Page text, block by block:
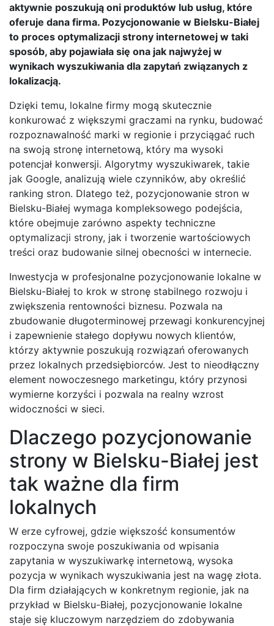
aktywnie poszukują oni produktów lub usług, które
oferuje dana firma. Pozycjonowanie w Bielsku-Białej
to proces optymalizacji strony internetowej w taki
sposób, aby pojawiała się ona jak najwyżej w
wynikach wyszukiwania dla zapytań związanych z
lokalizacją.
Dzięki temu, lokalne firmy mogą skutecznie
konkurować z większymi graczami na rynku, budować
rozpoznawalność marki w regionie i przyciągać ruch
na swoją stronę internetową, który ma wysoki
potencjał konwersji. Algorytmy wyszukiwarek, takie
jak Google, analizują wiele czynników, aby określić
ranking stron. Dlatego też, pozycjonowanie stron w
Bielsku-Białej wymaga kompleksowego podejścia,
które obejmuje zarówno aspekty techniczne
optymalizacji strony, jak i tworzenie wartościowych
treści oraz budowanie silnej obecności w internecie.
Inwestycja w profesjonalne pozycjonowanie lokalne w
Bielsku-Białej to krok w stronę stabilnego rozwoju i
zwiększenia rentowności biznesu. Pozwala na
zbudowanie długoterminowej przewagi konkurencyjnej
i zapewnienie stałego dopływu nowych klientów,
którzy aktywnie poszukują rozwiązań oferowanych
przez lokalnych przedsiębiorców. Jest to nieodłączny
element nowoczesnego marketingu, który przynosi
wymierne korzyści i pozwala na realny wzrost
widoczności w sieci.
Dlaczego pozycjonowanie
strony w Bielsku-Białej jest
tak ważne dla firm
lokalnych
W erze cyfrowej, gdzie większość konsumentów
rozpoczyna swoje poszukiwania od wpisania
zapytania w wyszukiwarkę internetową, wysoka
pozycja w wynikach wyszukiwania jest na wagę złota.
Dla firm działających w konkretnym regionie, jak na
przykład w Bielsku-Białej, pozycjonowanie lokalne
staje się kluczowym narzędziem do zdobywania